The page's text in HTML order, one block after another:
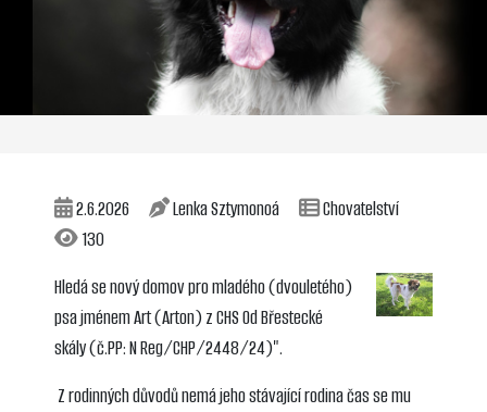
2.6.2026 Lenka Sztymonoá
Chovatelství
130
Hledá se nový domov pro mladého (dvouletého)
psa jménem Art (Arton) z CHS Od Břestecké
skály (č.PP: N Reg/CHP/2448/24)".
Z rodinných důvodů nemá jeho stávající rodina čas se mu